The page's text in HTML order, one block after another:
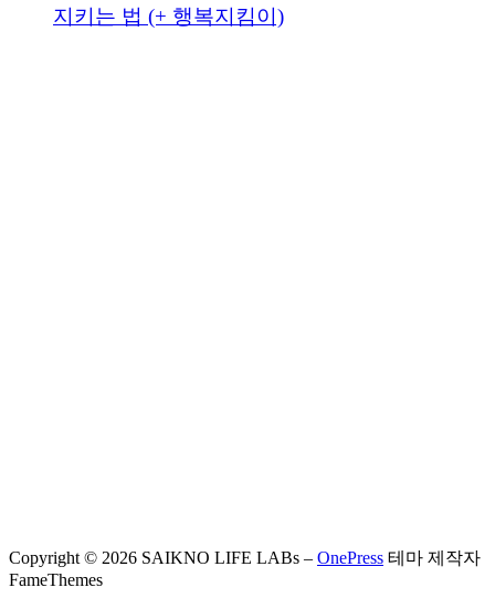
지키는 법 (+ 행복지킴이)
Copyright © 2026 SAIKNO LIFE LABs – OnePress 테마 제작자
FameThemes